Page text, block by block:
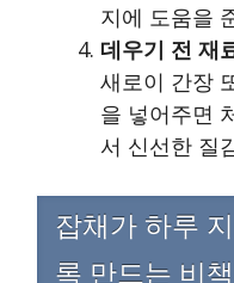
지에 도움을
데우기 전 재
새로이 간장
을 넣어주면
서 신선한 질
잡채가 하루
록 만드는 비책